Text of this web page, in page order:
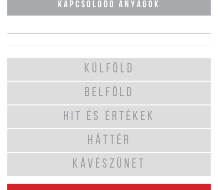
KAPCSOLÓDÓ ANYAGOK
KÜLFÖLD
BELFÖLD
HIT ÉS ÉRTÉKEK
HÁTTÉR
KÁVÉSZÜNET